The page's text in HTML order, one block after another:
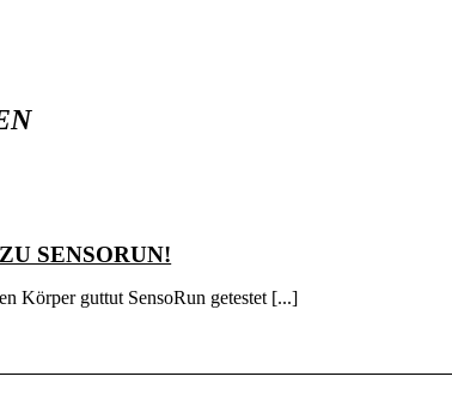
SENSORUN!
Körper guttut SensoRun getestet [...]